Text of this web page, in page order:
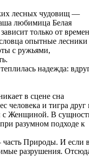
лесных чудовищ —
любимица Белая
только от
опытные лесники
с ружьями,
надежда:
в сцене сна
человека и тигра друг
с Женщиной. В
разумном подходе к
часть Природы. И если в
разрушения.